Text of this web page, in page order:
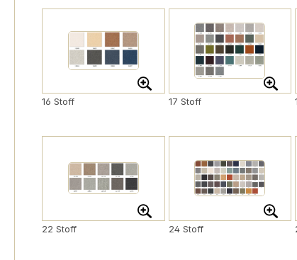
16 Stoff 17 Stoff
22 Stoff 24 Stoff